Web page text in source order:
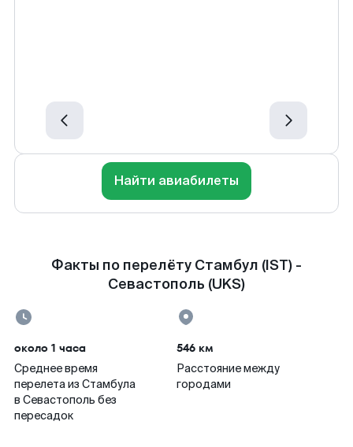
Найти авиабилеты
Факты по перелёту Стамбул (IST) -
Севастополь (UKS)
около 1 часа
Среднее время
перелета из Стамбула
в Севастополь без
пересадок
546 км
Расстояние между
городами